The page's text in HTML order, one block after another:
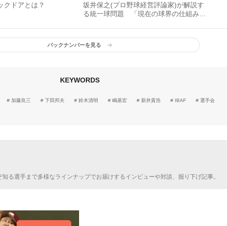
クドアとは？
坂井保之(プロ野球経営評論家)が解説す
る統一球問題 「現在の球界の仕組みそ
バックナンバーを見る
KEYWORDS
加藤良三 下田邦夫 鈴木清明 嶋基宏 新井貴浩 IBAF
選手会
る選手まで多様なラインナップでお届けするインビューや対談、掘り下げ記事。